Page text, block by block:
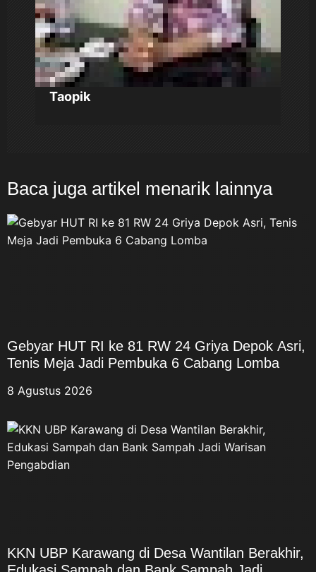
Taopik
Baca juga artikel menarik lainnya
Gebyar HUT RI ke 81 RW 24 Griya Depok Asri,
Tenis Meja Jadi Pembuka 6 Cabang Lomba
8 Agustus 2026
KKN UBP Karawang di Desa Wantilan Berakhir,